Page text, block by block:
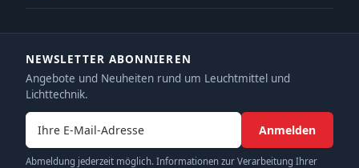
NEWSLETTER ABONNIEREN
Angebote und Neuheiten rund um Leuchtmittel und
Lichttechnik.
E-Mail-Adresse
Anmelden
Abmeldung jederzeit möglich. Informationen zur Verarbeitung Ihrer